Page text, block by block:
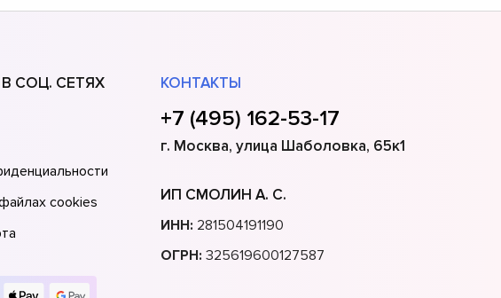
В СОЦ. СЕТЯХ
cookies
КОНТАКТЫ
+7 (495) 162-53-17
г. Москва, улица Шаболовка, 65к1
ИП СМОЛИН А. С.
ИНН: 281504191190
ОГРН: 325619600127587